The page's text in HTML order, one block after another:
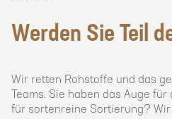
our
DNA
Werden Sie Teil
Wir retten Rohstoffe und das
Teams. Sie haben das Auge
für sortenreine Sortierung?